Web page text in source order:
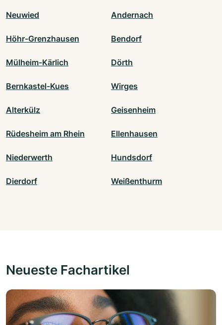
Neuwied Andernach
Höhr-Grenzhausen Bendorf
Mülheim-Kärlich Dörth
Bernkastel-Kues Wirges
Alterkülz Geisenheim
Rüdesheim am Rhein Ellenhausen
Niederwerth Hundsdorf
Dierdorf Weißenthurm
Neueste Fachartikel